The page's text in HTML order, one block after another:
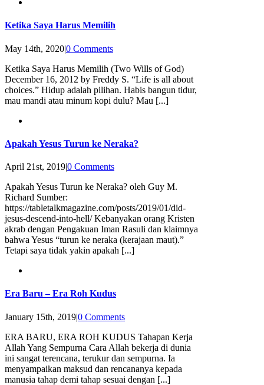
Ketika Saya Harus Memilih
May 14th, 2020|0 Comments
Ketika Saya Harus Memilih (Two Wills of God)
December 16, 2012 by Freddy S. “Life is all about
choices.” Hidup adalah pilihan. Habis bangun tidur,
mau mandi atau minum kopi dulu? Mau [...]
Apakah Yesus Turun ke Neraka?
April 21st, 2019|0 Comments
Apakah Yesus Turun ke Neraka? oleh Guy M.
Richard Sumber:
https://tabletalkmagazine.com/posts/2019/01/did-
jesus-descend-into-hell/ Kebanyakan orang Kristen
akrab dengan Pengakuan Iman Rasuli dan klaimnya
bahwa Yesus “turun ke neraka (kerajaan maut).”
Tetapi saya tidak yakin apakah [...]
Era Baru – Era Roh Kudus
January 15th, 2019|0 Comments
ERA BARU, ERA ROH KUDUS Tahapan Kerja
Allah Yang Sempurna Cara Allah bekerja di dunia
ini sangat terencana, terukur dan sempurna. Ia
menyampaikan maksud dan rencananya kepada
manusia tahap demi tahap sesuai dengan [...]